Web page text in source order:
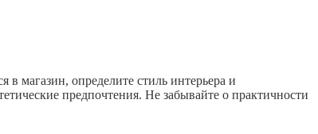
магазин, определите стиль интерьера и
предпочтения. Не забывайте о практичности